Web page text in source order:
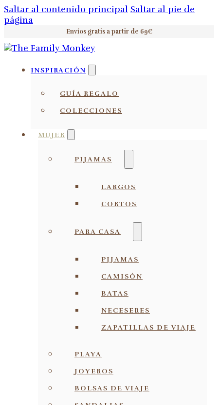
Saltar al contenido principal Saltar al pie de
página
Envíos gratis a partir de 69€
INSPIRACIÓN
GUÍA REGALO
COLECCIONES
MUJER
PIJAMAS
LARGOS
CORTOS
PARA CASA
PIJAMAS
CAMISÓN
BATAS
NECESERES
ZAPATILLAS DE VIAJE
PLAYA
JOYEROS
BOLSAS DE VIAJE